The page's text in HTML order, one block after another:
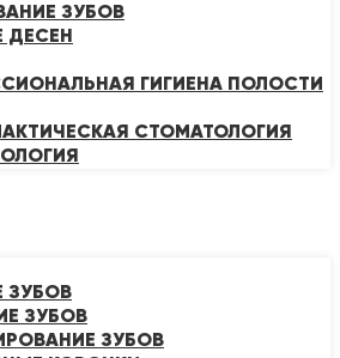
ЗУБОВ
ДЕСЕН
ГИГИЕНА ПОЛОСТИ
СТОМАТОЛОГИЯ
ЗУБОВ
ЗУБОВ
ЗУБОВ